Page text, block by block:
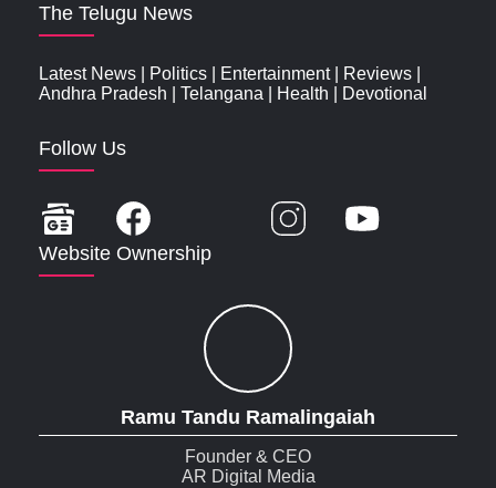
The Telugu News
Latest News Politics Entertainment| Reviews
Andhra Pradesh
Telangana Health Devotional
Follow Us
Website Ownership
Ramu Tandu Ramalingaiah
Founder & CEO
AR Digital Media